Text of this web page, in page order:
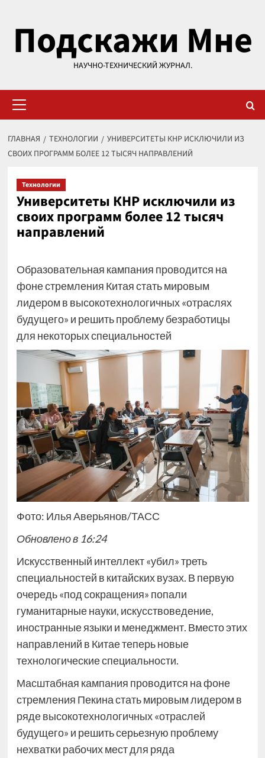
содержимому
Подскажи Мне
НАУЧНО-ТЕХНИЧЕСКИЙ ЖУРНАЛ.
меню
ГЛАВНАЯ ТЕХНОЛОГИИ
УНИВЕРСИТЕТЫ КНР ИСКЛЮЧИЛИ ИЗ
СВОИХ ПРОГРАММ БОЛЕЕ 12 ТЫСЯЧ НАПРАВЛЕНИЙ
Технологии
Университеты КНР исключили из
своих программ более 12 тысяч
направлений
Образовательная кампания проводится на
фоне стремления Китая стать мировым
лидером в высокотехнологичных «отраслях
будущего» и решить проблему безработицы
для некоторых специальностей
Фото: Илья Аверьянов/ТАСС
Обновлено в 16:24
Искусственный интеллект «убил» треть
специальностей в китайских вузах. В первую
очередь «под сокращения» попали
гуманитарные науки, искусствоведение,
иностранные языки и менеджмент. Вместо этих
направлений в Китае теперь новые
технологические специальности.
Масштабная кампания проводится на фоне
стремления Пекина стать мировым лидером в
ряде высокотехнологичных «отраслей
будущего» и решить серьезную проблему
нехватки рабочих мест для ряда